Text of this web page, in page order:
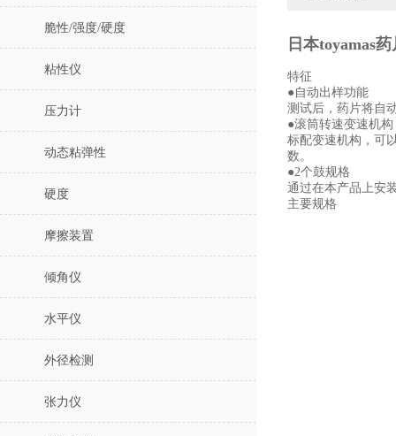
脆性/强度/硬度
粘性仪
压力计
动态粘弹性
硬度
摩擦装置
倾角仪
水平仪
外径检测
张力仪
日本toyamas
特征
●自动出样功能
测试后，药片将自
●滚筒转速变速机构
标配变速机构，可
数。
●2个鼓规格
通过在本产品上安
主要规格